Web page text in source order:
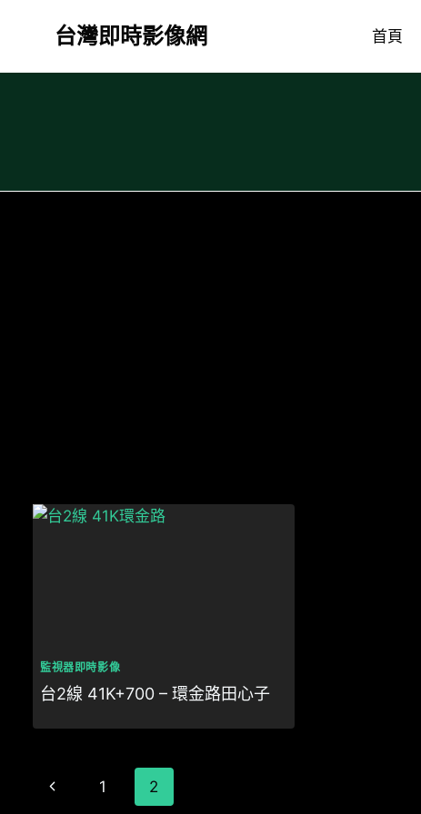
台灣即時影像網 首頁
監視器即時影像
台2線 41K+700 – 環金路田心子
Page
Previous
1 2